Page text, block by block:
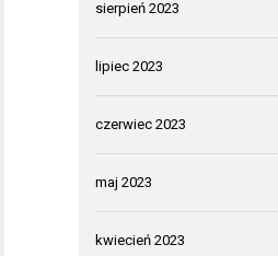
sierpień 2023
lipiec 2023
czerwiec 2023
maj 2023
kwiecień 2023